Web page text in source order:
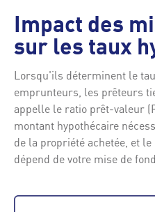
Impact des
sur les taux
Lorsqu'ils déterminent le
emprunteurs, les prêteurs
appelle le ratio prêt-valeur
montant hypothécaire
de la propriété achetée, et
dépend de votre mise de